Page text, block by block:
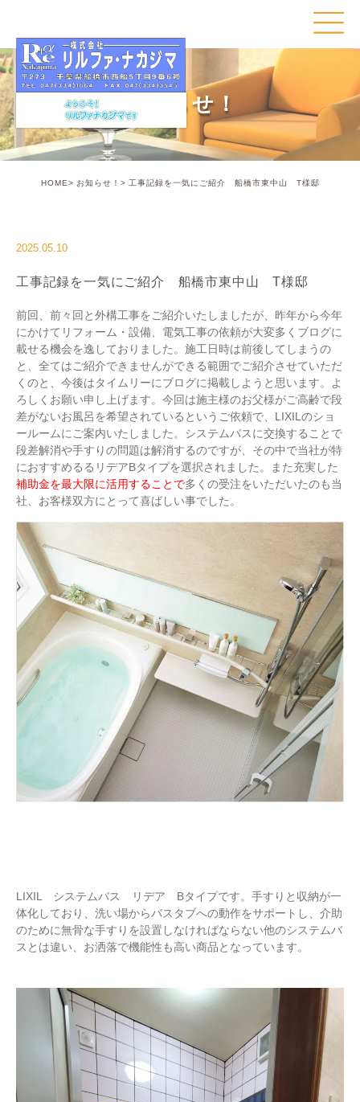
お知らせ！
HOME お知らせ！ 工事記録を一気にご紹介 船橋市東中山 T様邸
2025.05.10
工事記録を一気にご紹介 船橋市東中山 T様邸
前回、前々回と外構工事をご紹介いたしましたが、昨年から今年
にかけてリフォーム・設備、電気工事の依頼が大変多くブログに
載せる機会を逸しておりました。施工日時は前後してしまうの
と、全てはご紹介できませんができる範囲でご紹介させていただ
くのと、今後はタイムリーにブログに掲載しようと思います。よ
ろしくお願い申し上げます。今回は施主様のお父様がご高齢で段
差がないお風呂を希望されているというご依頼で、LIXILのショ
ールームにご案内いたしました。システムバスに交換することで
段差解消や手すりの問題は解消するのですが、その中で当社が特
におすすめるるリデアBタイプを選択されました。また充実した
補助金を最大限に活用することで多くの受注をいただいたのも当
社、お客様双方にとって喜ばしい事でした。
LIXIL システムバス リデア Bタイプです。手すりと収納が一
体化しており、洗い場からバスタブへの動作をサポートし、介助
のために無骨な手すりを設置しなければならない他のシステムバ
スとは違い、お洒落で機能性も高い商品となっています。